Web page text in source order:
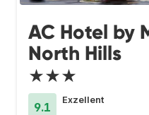
AC Hotel by
North Hills
★★★
9.1
Exzellent